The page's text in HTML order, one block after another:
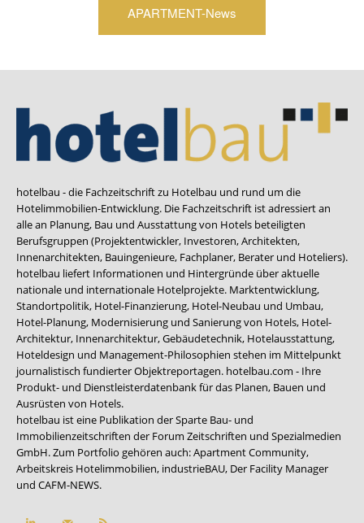
APARTMENT-News
hotelbau - die Fachzeitschrift zu Hotelbau und rund um die
Hotelimmobilien-Entwicklung. Die Fachzeitschrift ist adressiert an
alle an Planung, Bau und Ausstattung von Hotels beteiligten
Berufsgruppen (Projektentwickler, Investoren, Architekten,
Innenarchitekten, Bauingenieure, Fachplaner, Berater und Hoteliers).
hotelbau liefert Informationen und Hintergründe über aktuelle
nationale und internationale Hotelprojekte. Marktentwicklung,
Standortpolitik, Hotel-Finanzierung, Hotel-Neubau und Umbau,
Hotel-Planung, Modernisierung und Sanierung von Hotels, Hotel-
Architektur, Innenarchitektur, Gebäudetechnik, Hotelausstattung,
Hoteldesign und Management-Philosophien stehen im Mittelpunkt
journalistisch fundierter Objektreportagen. hotelbau.com - Ihre
Produkt- und Dienstleisterdatenbank für das Planen, Bauen und
Ausrüsten von Hotels.
hotelbau ist eine Publikation der Sparte Bau- und
Immobilienzeitschriften der Forum Zeitschriften und Spezialmedien
GmbH. Zum Portfolio gehören auch:Apartment Community,
Arbeitskreis Hotelimmobilien, industrieBAU, Der Facility Manager
und CAFM-NEWS.